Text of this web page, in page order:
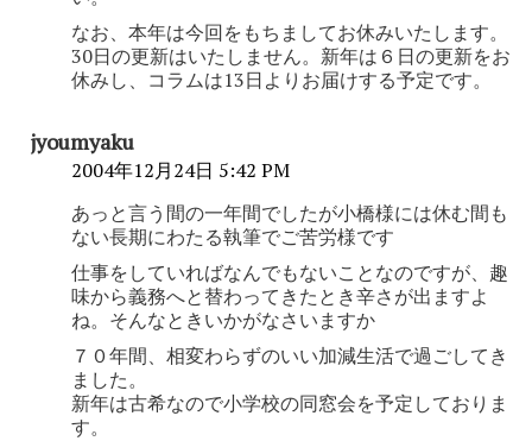
なお、本年は今回をもちましてお休みいたします。
30日の更新はいたしません。新年は６日の更新をお
休みし、コラムは13日よりお届けする予定です。
jyoumyaku
2004年12月24日 5:42 PM
あっと言う間の一年間でしたが小橋様には休む間も
ない長期にわたる執筆でご苦労様です
仕事をしていればなんでもないことなのですが、趣
味から義務へと替わってきたとき辛さが出ますよ
ね。そんなときいかがなさいますか
７０年間、相変わらずのいい加減生活で過ごしてき
ました。
新年は古希なので小学校の同窓会を予定しておりま
す。